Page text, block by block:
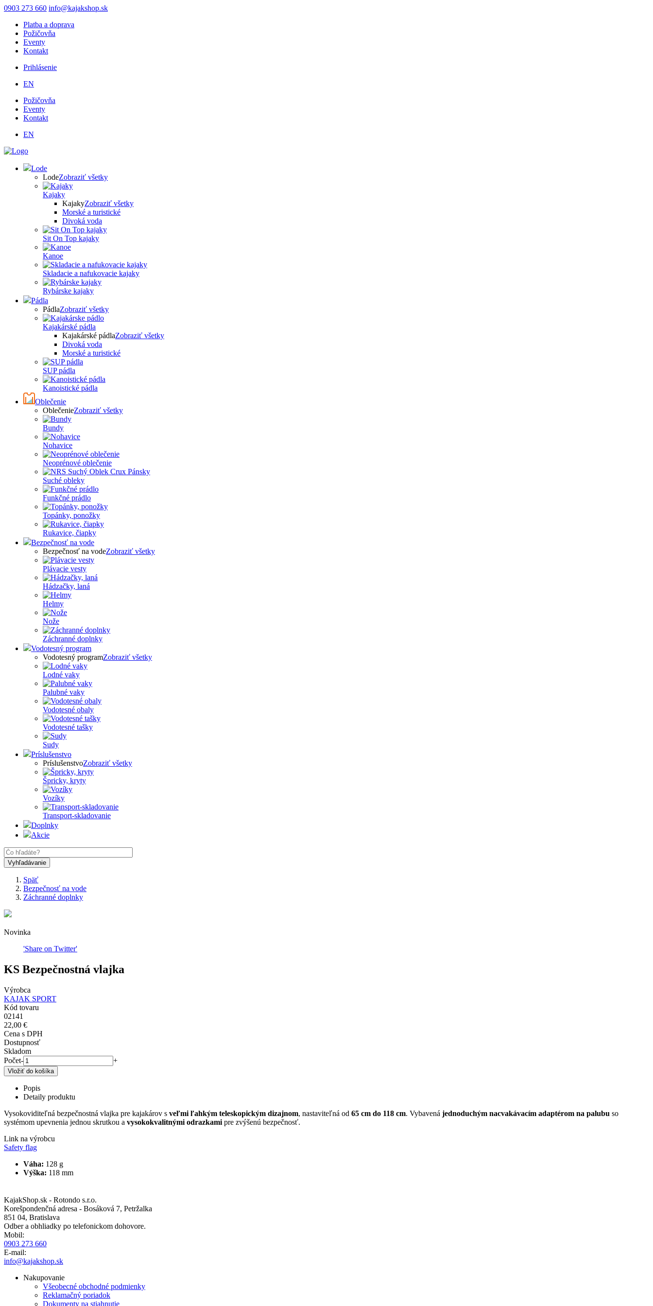
Skočiť
hlavný
obsah
0903 273 660 info@kajakshop.sk
Platba a doprava
Požičovňa
Eventy
Kontakt
Používateľské
Prihlásenie
EN
Požičovňa
Eventy
Kontakt
EN
Lode
LodeZobraziť všetky
Kajaky
KajakyZobraziť všetky
Morské a turistické
Divoká voda
Sit On Top kajaky
Kanoe
Skladacie a nafukovacie kajaky
Rybárske kajaky
Pádla
PádlaZobraziť všetky
Kajakárské pádla
Kajakárské pádlaZobraziť všetky
Divoká voda
Morské a turistické
SUP pádla
Kanoistické pádla
Oblečenie
OblečenieZobraziť všetky
Bundy
Nohavice
Neoprénové oblečenie
Suché obleky
Funkčné prádlo
Topánky, ponožky
Rukavice, čiapky
Bezpečnosť na vode
Bezpečnosť na vodeZobraziť všetky
Plávacie vesty
Hádzačky, laná
Helmy
Nože
Záchranné doplnky
Vodotesný program
Vodotesný programZobraziť všetky
Lodné vaky
Palubné vaky
Vodotesné obaly
Vodotesné tašky
Sudy
Príslušenstvo
PríslušenstvoZobraziť všetky
Špricky, kryty
Vozíky
Transport-skladovanie
Doplnky
Akcie
Omrvinka
Späť
Bezpečnosť na vode
Záchranné doplnky
Novinka
'Share on Twitter'
KS Bezpečnostná vlajka
Výrobca
KAJAK SPORT
Kód tovaru
02141
22,00 €
Cena s DPH
Dostupnosť
Skladom
Počet- +
Popis
Detaily produktu
Vysokoviditeľná bezpečnostná vlajka pre kajakárov s veľmi ľahkým teleskopickým dizajnom, nastaviteľná od 65 cm do 118 cm. Vybavená jednoduchým nacvakávacím adaptérom na palubu so
systémom upevnenia jednou skrutkou a vysokokvalitnými odrazkami pre zvýšenú bezpečnosť.
Link na výrobcu
Safety flag
Váha: 128 g
Výška: 118 mm
KajakShop.sk - Rotondo s.r.o.
Korešpondenčná adresa - Bosáková 7, Petržalka
851 04, Bratislava
Odber a obhliadky po telefonickom dohovore.
Mobil:
0903 273 660
E-mail:
info@kajakshop.sk
Nakupovanie
Všeobecné obchodné podmienky
Reklamačný poriadok
Dokumenty na stiahnutie